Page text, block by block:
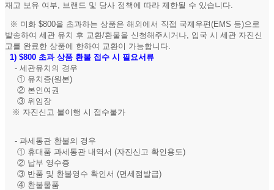
재고 보유 여부, 브랜드 및 당사 정책에 따라 제한될 수 있습니다.
※ 미화 $800을 초과하는 상품은 해외에서 직접 국제우편(EMS 등)으로
발송하여 세관 유치 후 교환/환물을 신청해주시거나, 입국 시 세관 자진신
고를 완료한 상품에 한하여 교환이 가능합니다.
1) $800 초과 상품 환불 접수 시 필요서류
- 세관유치의 경우
① 유치증(원본)
② 본인여권
③ 위임장
※ 자진신고 불이행 시 접수불가
- 과세통관 환불의 경우
① 휴대품 과세통관 내역서 (자진신고 확인용도)
② 납부 영수증
③ 반품 및 환불영수 확인서 (면세점발급)
④ 환불물품